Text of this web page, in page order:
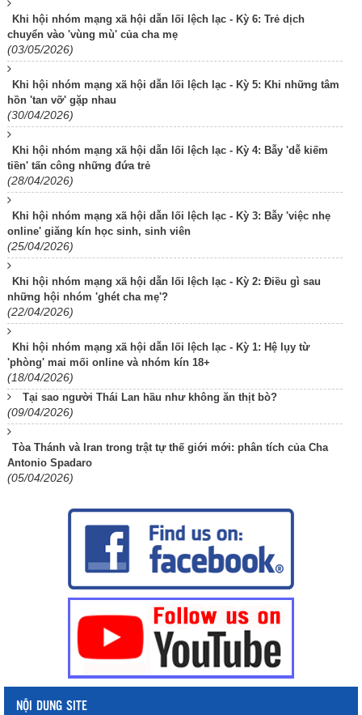
Khi hội nhóm mạng xã hội dẫn lối lệch lạc - Kỳ 6: Trẻ dịch
chuyển vào 'vùng mù' của cha mẹ
(03/05/2026)
Khi hội nhóm mạng xã hội dẫn lối lệch lạc - Kỳ 5: Khi những tâm
hồn 'tan vỡ' gặp nhau
(30/04/2026)
Khi hội nhóm mạng xã hội dẫn lối lệch lạc - Kỳ 4: Bẫy 'dễ kiếm
tiền' tấn công những đứa trẻ
(28/04/2026)
Khi hội nhóm mạng xã hội dẫn lối lệch lạc - Kỳ 3: Bẫy 'việc nhẹ
online' giăng kín học sinh, sinh viên
(25/04/2026)
Khi hội nhóm mạng xã hội dẫn lối lệch lạc - Kỳ 2: Điều gì sau
những hội nhóm 'ghét cha mẹ'?
(22/04/2026)
Khi hội nhóm mạng xã hội dẫn lối lệch lạc - Kỳ 1: Hệ lụy từ
'phòng' mai mối online và nhóm kín 18+
(18/04/2026)
Tại sao người Thái Lan hầu như không ăn thịt bò?
(09/04/2026)
Tòa Thánh và Iran trong trật tự thế giới mới: phân tích của Cha
Antonio Spadaro
(05/04/2026)
NỘI DUNG SITE